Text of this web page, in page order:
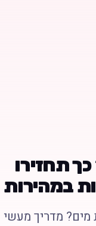
תחזירו
במהירות
מדריך מעשי